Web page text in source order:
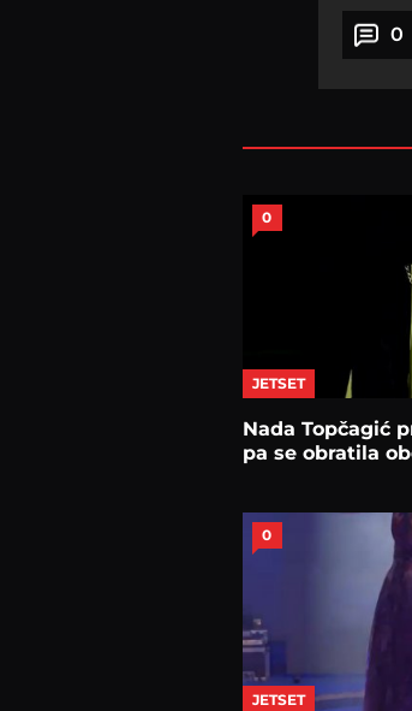
0
0
JETSET
Nada Topčagić
pa se obratila
0
JETSET